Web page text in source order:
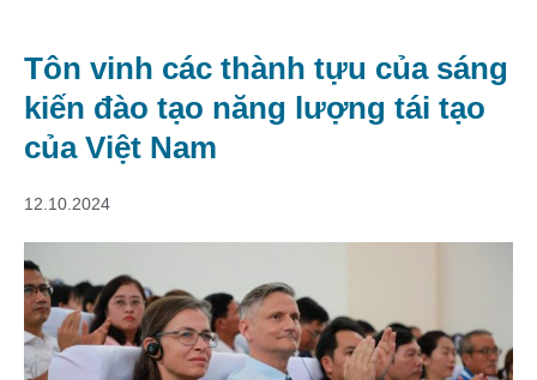
Tôn vinh các thành tựu của sáng
kiến đào tạo năng lượng tái tạo
của Việt Nam
12.10.2024